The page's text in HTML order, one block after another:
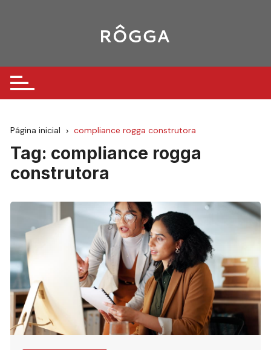
Página inicial compliance rogga construtora
Tag: compliance rogga
construtora